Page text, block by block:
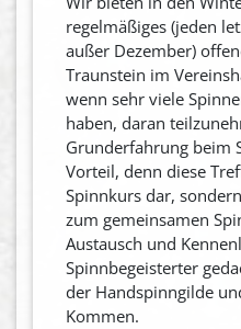
regelmäßiges (jeden
außer Dezember)
Traunstein im
wenn sehr viele
haben, daran
Grunderfahrung beim
Vorteil, denn diese
Spinnkurs dar,
zum gemeinsamen
Austausch und
Spinnbegeisterter
der Handspinngilde
Kommen.